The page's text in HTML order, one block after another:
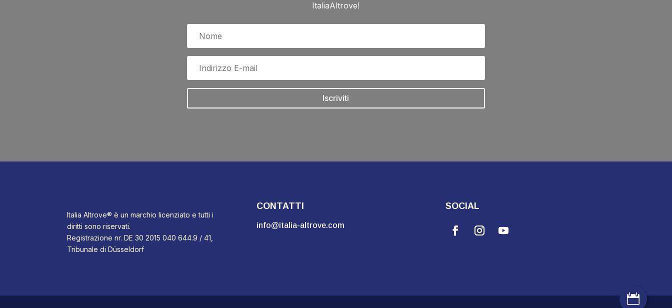

ItaliaAltrove!
Iscriviti
Italia Altrove® è un marchio licenziato e tutti i
diritti sono riservati.
Registrazione nr. DE 30 2015 040 644.9 / 41,
Tribunale di Düsseldorf
CONTATTI
info@italia-altrove.com
SOCIAL